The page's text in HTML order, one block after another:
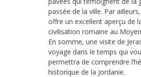
passée de la ville. Par
offre un excellent aperçu de
civilisation romaine au
En somme, une visite de
voyage dans le temps qui
permettra de comprendre
historique de la Jordanie.